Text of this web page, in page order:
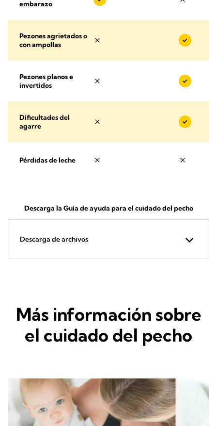
embarazo
Pezones agrietados o
con ampollas
Pezones planos e
invertidos
Dificultades del
agarre
Pérdidas de leche
Descarga la Guía de ayuda para el cuidado del pecho
Descarga de archivos
Más información sobre
el cuidado del pecho